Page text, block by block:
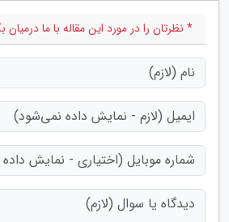
* نظرتان را در مورد این مقاله با ما درمیان